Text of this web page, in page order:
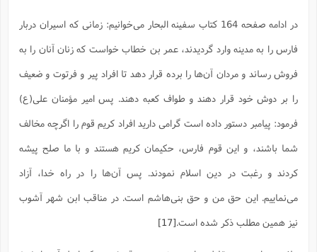
در ادامه صفحه 164 کتاب سفینه البحار می‌خوانیم: زمانی که اسیران دربار
فارس را به مدینه وارد گردیدند، عمر بن خطاب خواست که زنان آنان را به
فروش رساند و مردان آن‌ها را برده قرار دهد تا افراد پیر و فرتوت و ضعیف
را بر دوش خود قرار دهند و طواف کعبه دهند. پس امیر مؤمنان علی(ع)
فرمود: پیامبر دستور داده است گرامی دارید افراد کریم قوم را اگرچه مخالف
شما باشند، و این قوم فارس، حکیمان کریم هستند و با ما صلح پیشه
کردند و رغبت در دین اسلام نمودند. پس آن‌ها را در راه خدا، آزاد
می‌نماییم. این حق من و حق بنی‌هاشم است. در مناقب ابن شهر آشوب
نیز همین مطلب ذکر شده است.[17]